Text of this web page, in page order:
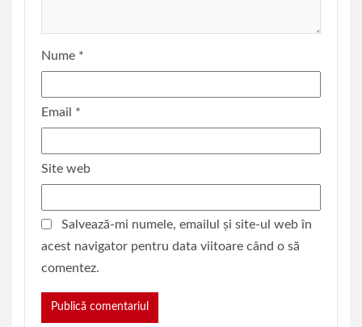
Nume *
Email *
Site web
Salvează-mi numele, emailul și site-ul web în
acest navigator pentru data viitoare când o să
comentez.